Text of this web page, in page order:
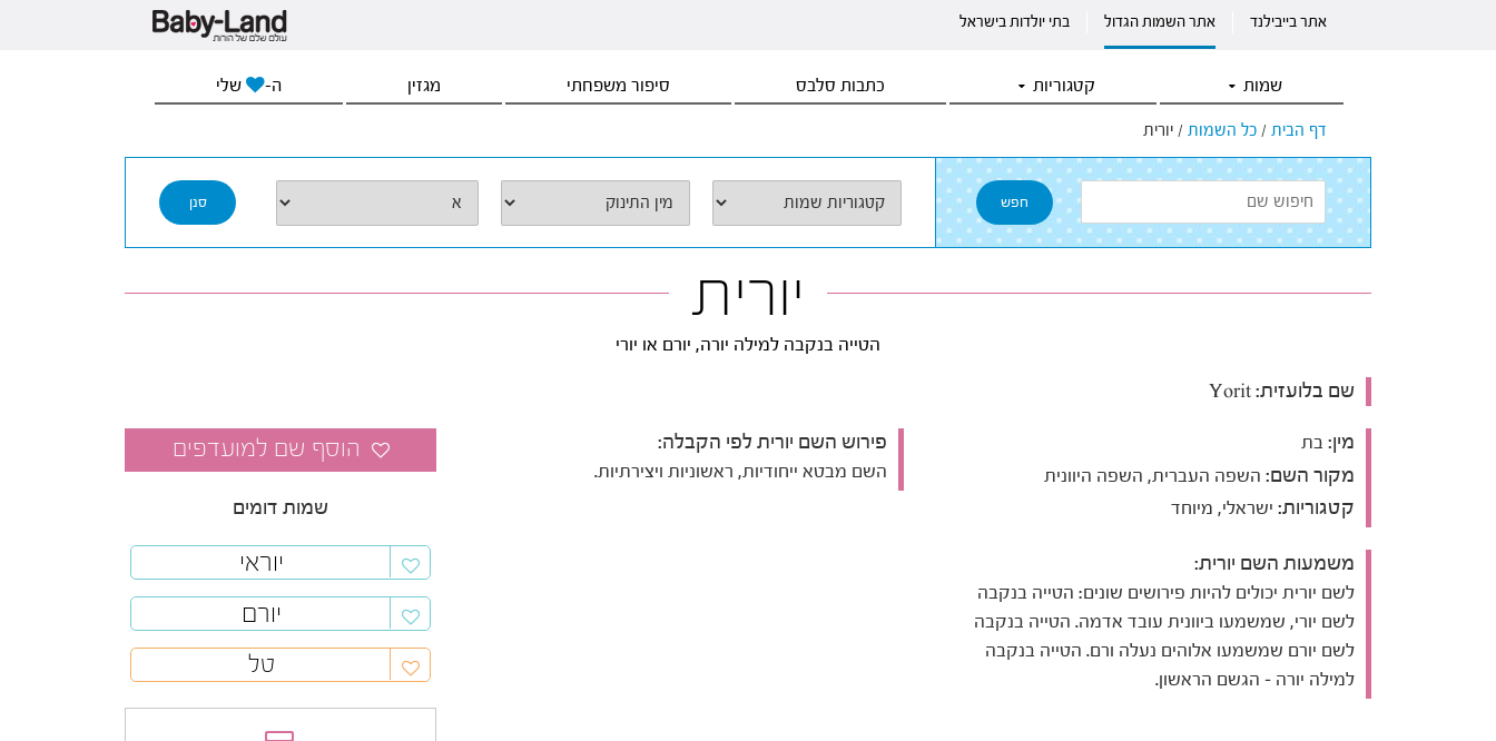
אתר בייבילנד אתר השמות הגדול בתי יולדות בישראל
שמות קטגוריות כתבות סלבס סיפור משפחתי מגזין ה- שלי
דף הבית / כל השמות / יורית
יורית
הטייה בנקבה למילה יורה, יורם או יורי
שם בלועזית:
מין: בת
מקור השם: השפה העברית, השפה היוונית
קטגוריות: ישראלי, מיוחד
משמעות השם יורית:
לשם יורית יכולים להיות פירושים שונים: הטייה בנקבה
לשם יורי, שמשמעו ביוונית עובד אדמה. הטייה בנקבה
לשם יורם שמשמעו אלוהים נעלה ורם. הטייה בנקבה
למילה יורה – הגשם הראשון.
פירוש השם יורית לפי הקבלה:
השם מבטא ייחודיות, ראשוניות ויצירתיות.
שמות דומים
יוראי
יורם
טל